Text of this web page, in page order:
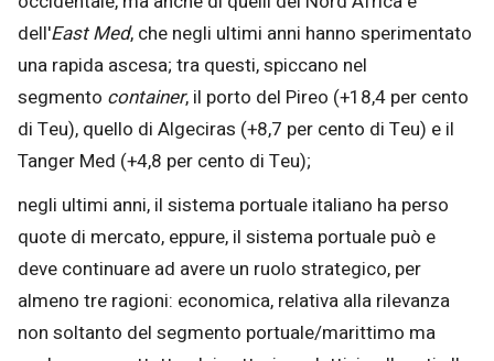
dell'East Med, che negli ultimi anni hanno sperimentato
una rapida ascesa; tra questi, spiccano nel
segmento container, il porto del Pireo (+18,4 per cento
di Teu), quello di Algeciras (+8,7 per cento di Teu) e il
Tanger Med (+4,8 per cento di Teu);
negli ultimi anni, il sistema portuale italiano ha perso
quote di mercato, eppure, il sistema portuale può e
deve continuare ad avere un ruolo strategico, per
almeno tre ragioni: economica, relativa alla rilevanza
non soltanto del segmento portuale/marittimo ma